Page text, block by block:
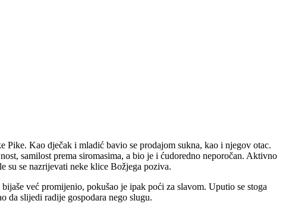
Pike. Kao dječak i mladić bavio se prodajom sukna, kao i njegov otac.
samilost prema siromasima, a bio je i ćudoredno neporočan. Aktivno
su se nazrijevati neke klice Božjega poziva.
već promijenio, pokušao je ipak poći za slavom. Uputio se stoga
da slijedi radije gospodara nego slugu.